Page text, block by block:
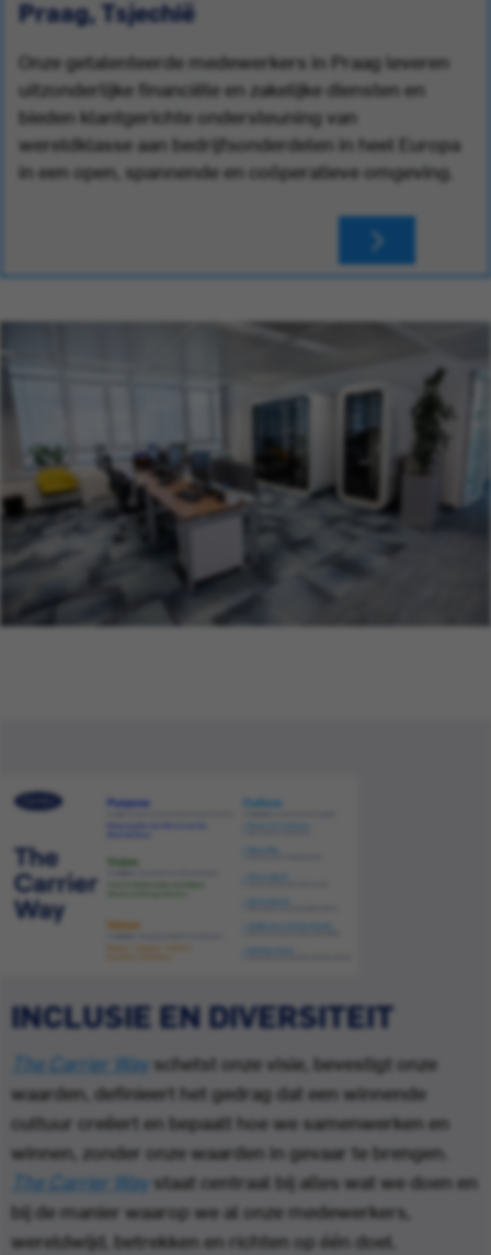
Praag, Tsjechië
Onze getalenteerde medewerkers in Praag leveren
uitzonderlijke financiële en zakelijke diensten en
bieden klantgerichte ondersteuning van
wereldklasse aan bedrijfsonderdelen in heel Europa
in een open, spannende en coöperatieve omgeving.
INCLUSIE EN DIVERSITEIT
The Carrier Way schetst onze visie, bevestigt onze
waarden, definieert het gedrag dat een winnende
cultuur creëert en bepaalt hoe we samenwerken en
winnen, zonder onze waarden in gevaar te brengen.
The Carrier Way staat centraal bij alles wat we doen en
bij de manier waarop we al onze medewerkers,
wereldwijd, betrekken en richten op één doel.